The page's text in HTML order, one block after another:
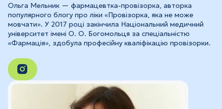
Ольга Мельник — фармацевтка-провізорка, авторка
популярного блогу про ліки «Провізорка, яка не може
мовчати». У 2017 році закінчила Національний медичний
університет імені О. О. Богомольця за спеціальністю
«Фармація», здобула професійну кваліфікацію провізорки.